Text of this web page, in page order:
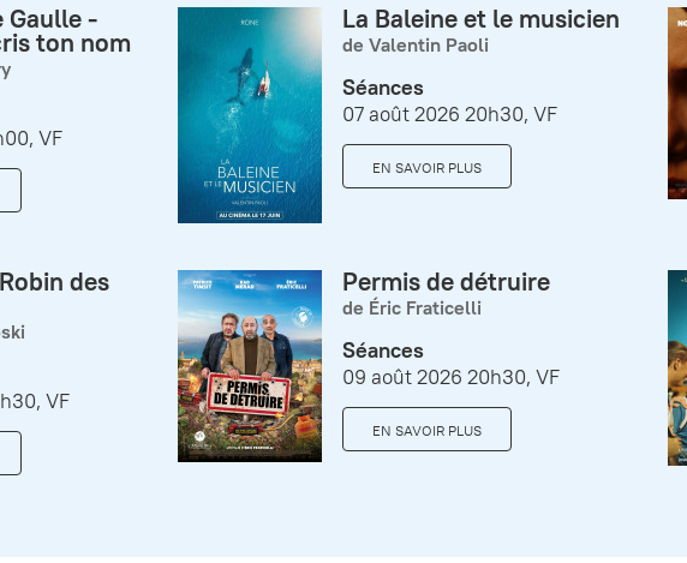
Gaulle -
ton nom
VF
La Baleine et le musicien
de Valentin Paoli
Séances
07 août 2026 20h30, VF
EN SAVOIR PLUS
des
VF
Permis de détruire
de Éric Fraticelli
Séances
09 août 2026 20h30, VF
EN SAVOIR PLUS